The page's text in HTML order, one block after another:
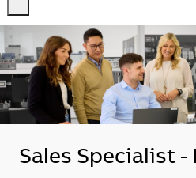
Sales Specialist